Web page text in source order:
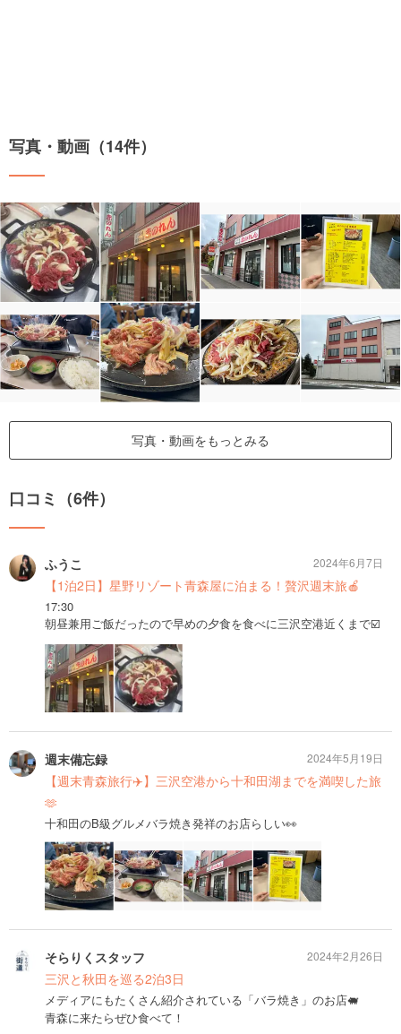
写真・動画（14件）
写真・動画をもっとみる
口コミ（6件）
ふうこ
【1泊2日】星野リゾート青森屋に泊まる！贅沢週末旅🍎
17:30
朝昼兼用ご飯だったので早めの夕食を食べに三沢空港近くまで☑️
2024年6月7日
週末備忘録
【週末青森旅行✈️】三沢空港から十和田湖までを満喫した旅
🫶
十和田のB級グルメバラ焼き発祥のお店らしい👀
2024年5月19日
そらりくスタッフ
三沢と秋田を巡る2泊3日
メディアにもたくさん紹介されている「バラ焼き」のお店🐖
青森に来たらぜひ食べて！
2024年2月26日